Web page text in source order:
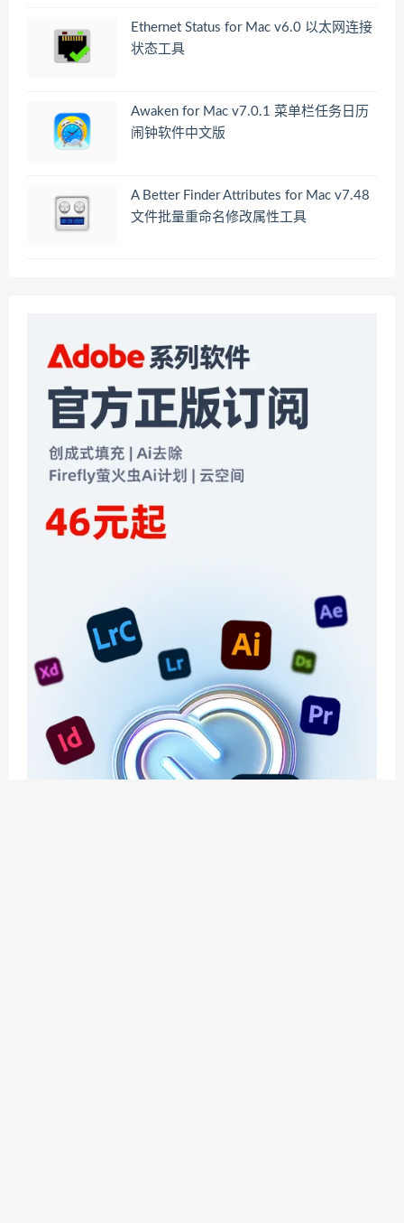
Ethernet Status for Mac v6.0 以太网连接
状态工具
Awaken for Mac v7.0.1 菜单栏任务日历
闹钟软件中文版
A Better Finder Attributes for Mac v7.48
文件批量重命名修改属性工具